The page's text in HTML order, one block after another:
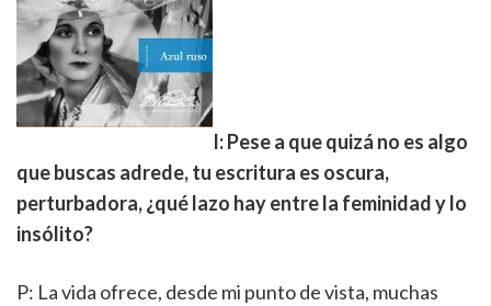
I: Pese a que quizá no es algo
que buscas adrede, tu escritura es oscura,
perturbadora, ¿qué lazo hay entre la feminidad y lo
insólito?
P: La vida ofrece, desde mi punto de vista, muchas